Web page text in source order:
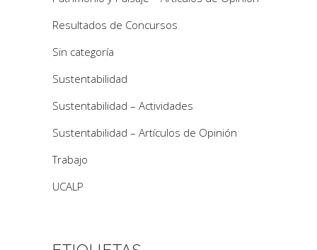
Resultados de Concursos
Sin categoría
Sustentabilidad
Sustentabilidad – Actividades
Sustentabilidad – Artículos de Opinión
Trabajo
UCALP